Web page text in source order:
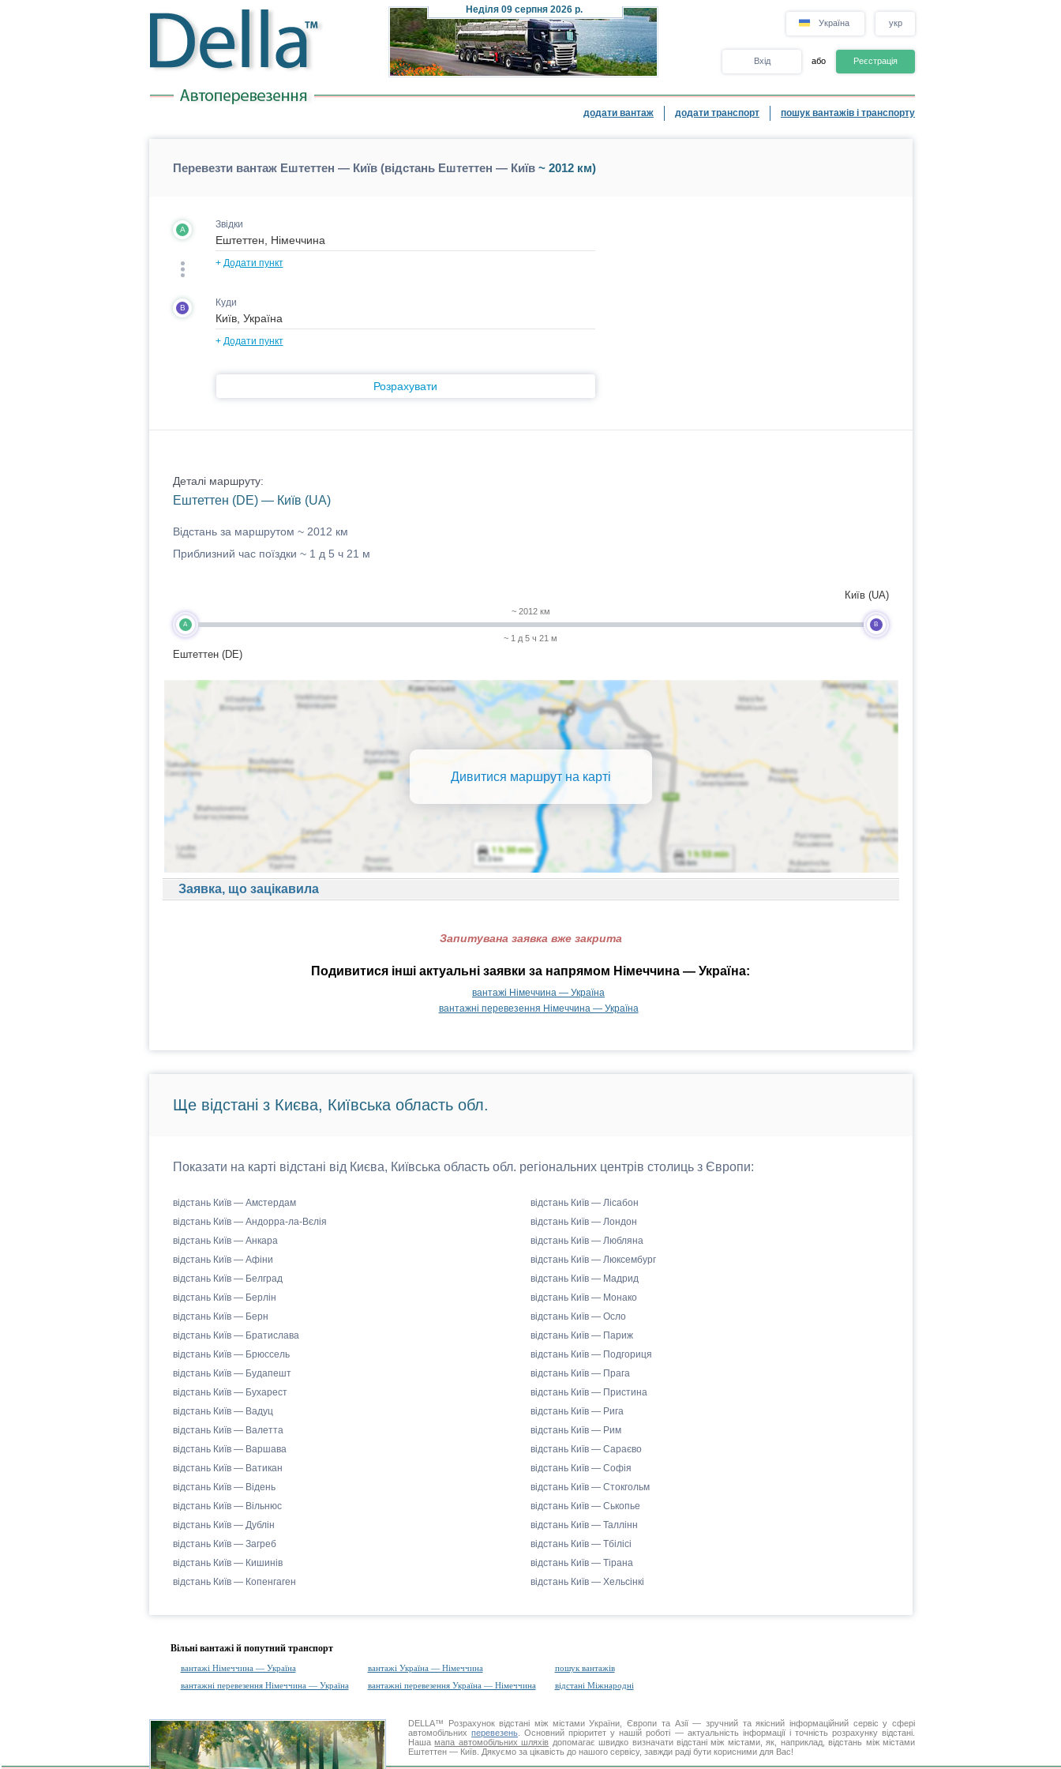
Неділя 09 серпня 2026 р.
Україна укр
Вхід або Реєстрація
додати вантаж додати транспорт пошук вантажів і транспорту
Перевезти вантаж Ештеттен — Київ (відстань Ештеттен — Київ~ 2012 км)
A Звідки
+ Додати пункт
B Куди
+ Додати пункт
Розрахувати
Деталі маршруту:
Ештеттен (DE) — Київ (UA)
Відстань за маршрутом ~ 2012 км
Приблизний час поїздки ~ 1 д 5 ч 21 м
A
Ештеттен (DE)
~ 2012 км
~ 1 д 5 ч 21 м
B
Київ (UA)
Дивитися маршрут на карті
Заявка, що зацікавила
Запитувана заявка вже закрита
Подивитися інші актуальні заявки за напрямом Німеччина — Україна:
вантажі Німеччина — Україна
вантажні перевезення Німеччина — Україна
Ще відстані з Києва, Київська область обл.
Показати на карті відстані від Києва, Київська область обл. регіональних центрів столиць з Європи:
відстань Київ — Амстердам
відстань Київ — Андорра-ла-Вєлія
відстань Київ — Анкара
відстань Київ — Афіни
відстань Київ — Белград
відстань Київ — Берлін
відстань Київ — Берн
відстань Київ — Братислава
відстань Київ — Брюссель
відстань Київ — Будапешт
відстань Київ — Бухарест
відстань Київ — Вадуц
відстань Київ — Валетта
відстань Київ — Варшава
відстань Київ — Ватикан
відстань Київ — Відень
відстань Київ — Вільнюс
відстань Київ — Дублін
відстань Київ — Загреб
відстань Київ — Кишинів
відстань Київ — Копенгаген
відстань Київ — Лісабон
відстань Київ — Лондон
відстань Київ — Любляна
відстань Київ — Люксембург
відстань Київ — Мадрид
відстань Київ — Монако
відстань Київ — Осло
відстань Київ — Париж
відстань Київ — Подгориця
відстань Київ — Прага
відстань Київ — Пристина
відстань Київ — Рига
відстань Київ — Рим
відстань Київ — Сараєво
відстань Київ — Софія
відстань Київ — Стокгольм
відстань Київ — Ськопье
відстань Київ — Таллінн
відстань Київ — Тбілісі
відстань Київ — Тірана
відстань Київ — Хельсінкі
Вільні вантажі й попутний транспорт
вантажі Німеччина — Україна вантажі Україна — Німеччина
пошук вантажів
вантажні перевезення Німеччина — Україна
вантажні перевезення Україна — Німеччина відстані Міжнародні
DELLA™ Розрахунок відстані між містами України, Європи та Азії — зручний та якісний інформаційний сервіс у сфері
автомобільнихперевезень . Основний пріоритет у нашій роботі — актуальність інформації і точність розрахунку відстані.
Нашамапа автомобільних шляхів допомагає швидко визначати відстані між містами, як, наприклад, відстань між містами
Ештеттен — Київ. Дякуємо за цікавість до нашого сервісу, завжди раді бути корисними для Вас!